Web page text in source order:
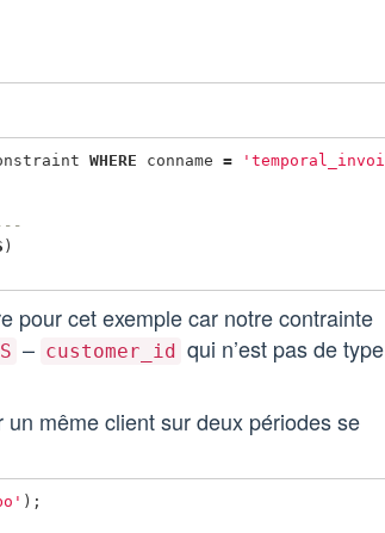
WHERE conname =
'temporal_invoi
)
pour cet exemple car notre contrainte
– customer_id qui n’est pas de type
même client sur deux périodes se
);